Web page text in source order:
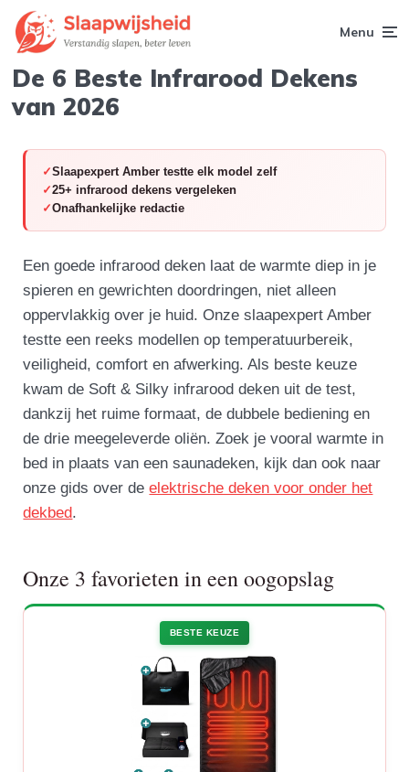
Menu
De 6 Beste Infrarood Dekens
van 2026
Slaapexpert Amber testte elk model zelf
25+ infrarood dekens vergeleken
Onafhankelijke redactie
Een goede infrarood deken laat de warmte diep in je
spieren en gewrichten doordringen, niet alleen
oppervlakkig over je huid. Onze slaapexpert Amber
testte een reeks modellen op temperatuurbereik,
veiligheid, comfort en afwerking. Als beste keuze
kwam de Soft & Silky infrarood deken uit de test,
dankzij het ruime formaat, de dubbele bediening en
de drie meegeleverde oliën. Zoek je vooral warmte in
bed in plaats van een saunadeken, kijk dan ook naar
onze gids over deelektrische deken voor onder het
dekbed.
Onze 3 favorieten in een oogopslag
BESTE KEUZE